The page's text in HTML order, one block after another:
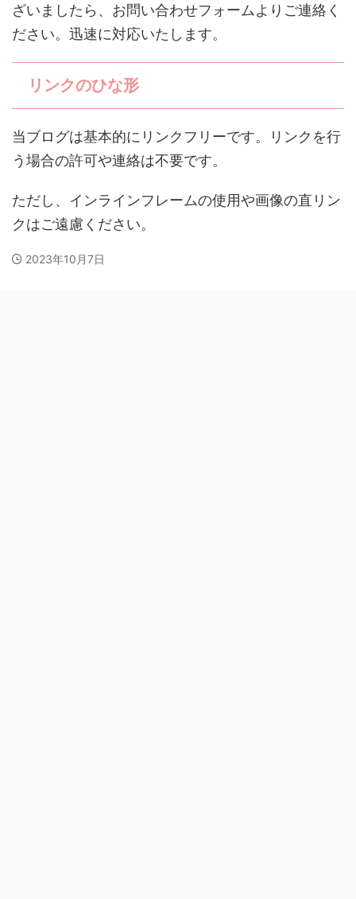
ざいましたら、お問い合わせフォームよりご連絡く
ださい。迅速に対応いたします。
リンクのひな形
当ブログは基本的にリンクフリーです。リンクを行
う場合の許可や連絡は不要です。
ただし、インラインフレームの使用や画像の直リン
クはご遠慮ください。
2023年10月7日